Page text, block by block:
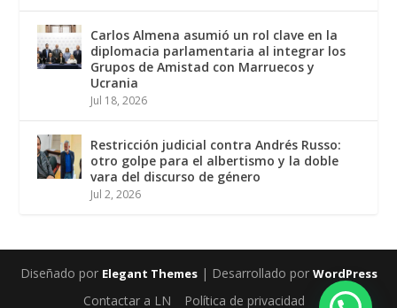
Carlos Almena asumió un rol clave en la
diplomacia parlamentaria al integrar los
Grupos de Amistad con Marruecos y
Ucrania
Jul 18, 2026
Restricción judicial contra Andrés Russo:
otro golpe para el albertismo y la doble
vara del discurso de género
Jul 2, 2026
Diseñado por Elegant Themes| Desarrollado por WordPress
Contactar a LN Política de privacidad